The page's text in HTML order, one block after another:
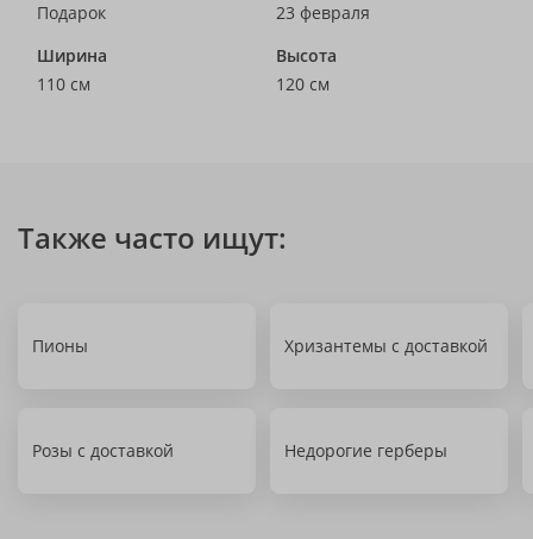
Подарок
23 февраля
Ширина
110 см
Высота
120 см
Также часто ищут:
Пионы Хризантемы с доставкой
Розы с доставкой Недорогие герберы